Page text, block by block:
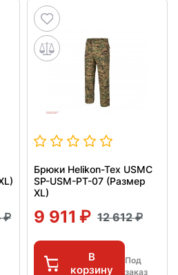
Брюки Helikon-Tex USMC
SP-USM-PT-07 (Размер
XL)
9 911 12 612
В
корзину
Под
заказ